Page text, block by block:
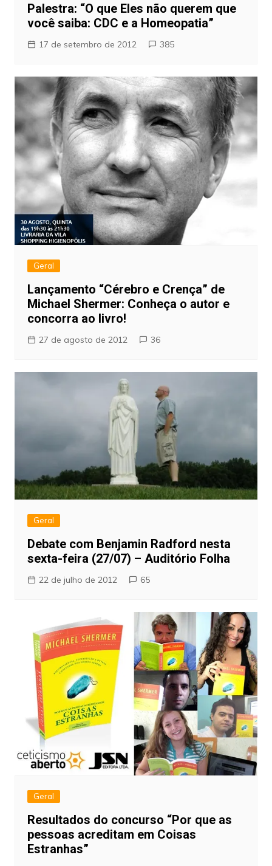
Palestra: “O que Eles não querem que
você saiba: CDC e a Homeopatia”
17 de setembro de 2012 385
Geral
Lançamento “Cérebro e Crença” de
Michael Shermer: Conheça o autor e
concorra ao livro!
27 de agosto de 2012 36
Geral
Debate com Benjamin Radford nesta
sexta-feira (27/07) – Auditório Folha
22 de julho de 2012 65
Geral
Resultados do concurso “Por que as
pessoas acreditam em Coisas
Estranhas”